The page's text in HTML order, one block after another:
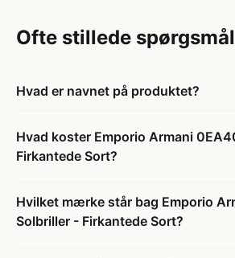
Ofte stillede spørgsmål
Hvad er navnet på produktet?
Hvad koster Emporio Armani
Firkantede Sort?
Hvilket mærke står bag Emporio
Solbriller - Firkantede Sort?